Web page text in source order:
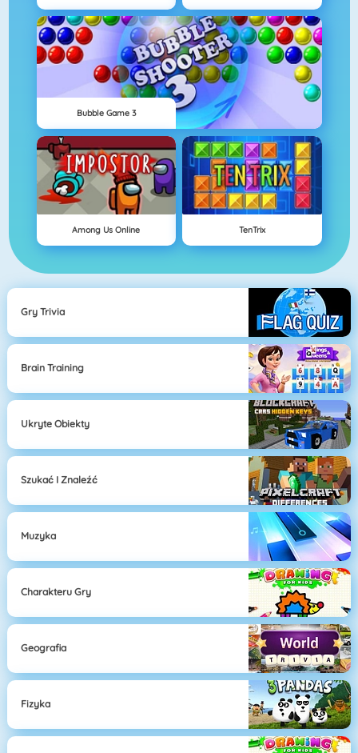
Bubble Game 3
Among Us Online TenTrix
Gry Trivia
Brain Training
Ukryte Obiekty
Szukać I Znaleźć
Muzyka
Charakteru Gry
Geografia
Fizyka